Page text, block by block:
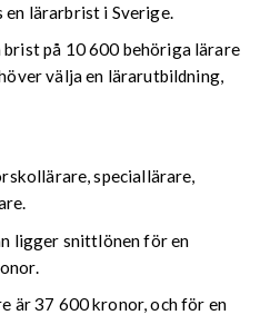
lärarbrist i Sverige.
på 10 600 behöriga lärare
välja en lärarutbildning,
speciallärare,
ligger snittlönen för en
är 37 600 kronor, och för en